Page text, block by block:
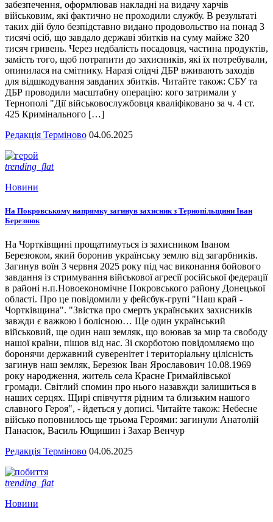
забезпечення, оформлював накладні на видачу харчів
військовим, які фактично не проходили службу. В результаті
таких дій було безпідставно видано продовольство на понад 3
тисячі осіб, що завдало державі збитків на суму майже 320
тисяч гривень. Через недбалість посадовця, частина продуктів,
замість того, щоб потрапити до захисників, які їх потребували,
опинилася на смітнику. Наразі слідчі ДБР вживають заходів
для відшкодування завданих збитків. Читайте також: СБУ та
ДБР проводили масштабну операцію: кого затримали у
Тернополі "Дії військовослужбовця кваліфіковано за ч. 4 ст.
425 Кримінального […]
Редакція Терміново 04.06.2025
trending_flat
Новини
На Покровському напрямку загинув захисник з Тернопільщини Іван
Березнюк
На Чортківщині прощатимуться із захисником Іваном
Березюком, який боронив українську землю від загарбників.
Загинув воїн 3 червня 2025 року під час виконання бойового
завдання із стримування військової агресії російської федерації
в районі н.п.Новоекономічне Покровського району Донецької
області. Про це повідомили у фейсбук-групі "Наш край -
Чортківщина". "Звістка про смерть українських захисників
завжди є важкою і болісною… Ще один український
військовий, ще один наш земляк, що воював за мир та свободу
нашої країни, пішов від нас. Зі скорботою повідомляємо що
боронячи державний суверенітет і територіальну цілісність
загинув наш земляк, Березюк Іван Ярославович 10.08.1969
року народження, житель села Красне Гримайлівської
громади. Світлий спомин про нього назавжди залишиться в
наших серцях. Щирі співчуття рідним та близьким нашого
славного Героя", - йдеться у дописі. Читайте також: Небесне
військо поповнилось ще трьома Героями: загинули Анатолій
Панасюк, Василь Ющишин і Захар Венчур
Редакція Терміново 04.06.2025
trending_flat
Новини